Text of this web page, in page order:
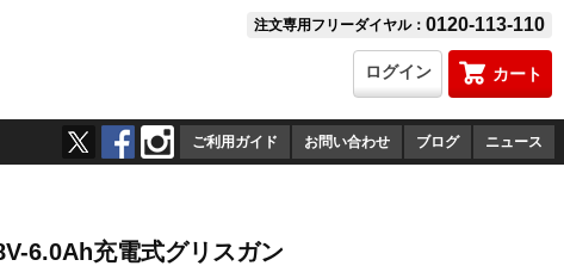
注文専用フリーダイヤル： 0120-113-110
カート
ログイン
ご利用ガイド お問い合わせ ブログ ニュース
6.0Ah充電式グリスガン